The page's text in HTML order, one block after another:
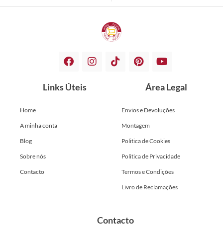
Links Úteis
Home
A minha conta
Blog
Sobre nós
Contacto
Área Legal
Envios e Devoluções
Montagem
Politica de Cookies
Politica de Privacidade
Termos e Condições
Livro de Reclamações
Contacto